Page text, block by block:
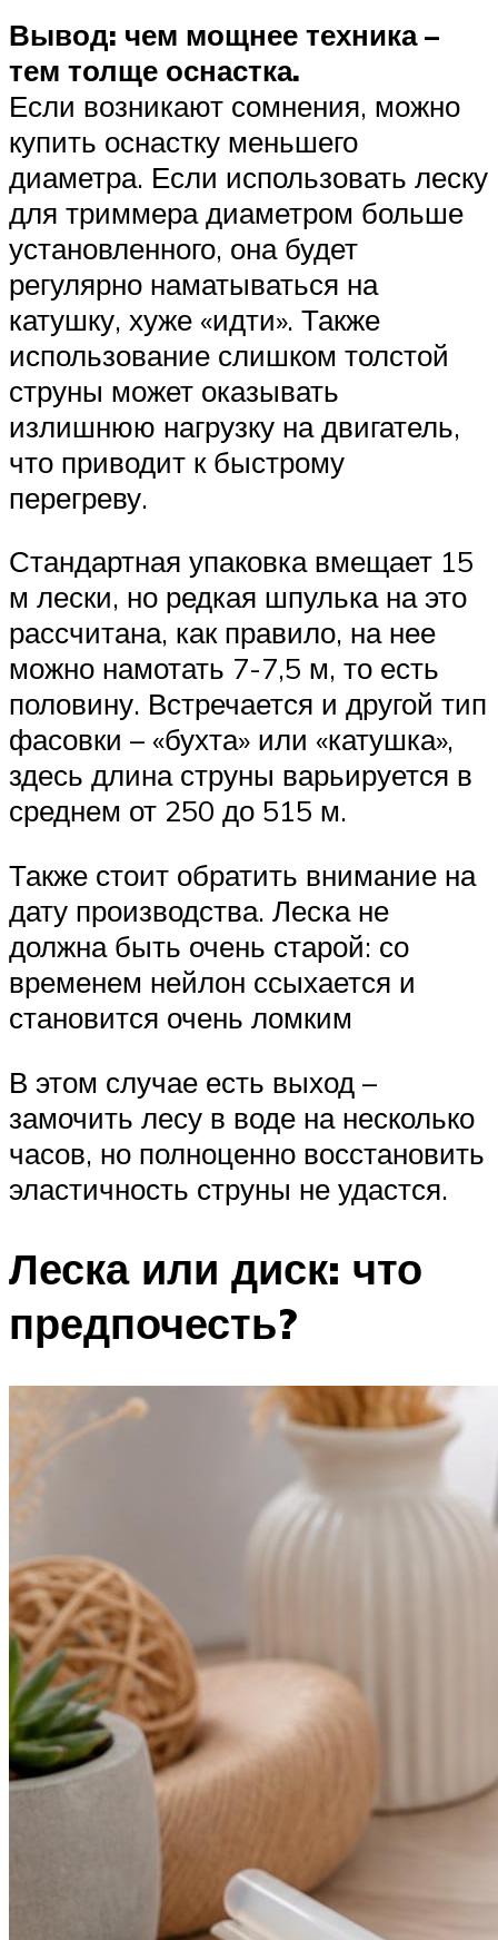
Вывод: чем мощнее техника –
тем толще оснастка.
Если возникают сомнения, можно
купить оснастку меньшего
диаметра. Если использовать леску
для триммера диаметром больше
установленного, она будет
регулярно наматываться на
катушку, хуже «идти». Также
использование слишком толстой
струны может оказывать
излишнюю нагрузку на двигатель,
что приводит к быстрому
перегреву.
Стандартная упаковка вмещает 15
м лески, но редкая шпулька на это
рассчитана, как правило, на нее
можно намотать 7-7,5 м, то есть
половину. Встречается и другой тип
фасовки – «бухта» или «катушка»,
здесь длина струны варьируется в
среднем от 250 до 515 м.
Также стоит обратить внимание на
дату производства. Леска не
должна быть очень старой: со
временем нейлон ссыхается и
становится очень ломким
В этом случае есть выход –
замочить лесу в воде на несколько
часов, но полноценно восстановить
эластичность струны не удастся.
Леска или диск: что
предпочесть?